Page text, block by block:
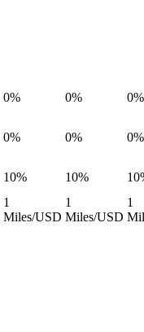
0% 0%
0%
0% 0% 0%
10% 10%
1
Miles/USD
1
Miles/USD
1